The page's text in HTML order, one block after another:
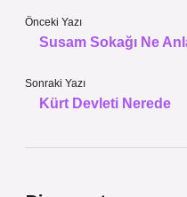
Önceki Yazı
Susam Sokağı Ne
Sonraki Yazı
Kürt Devleti Nerede